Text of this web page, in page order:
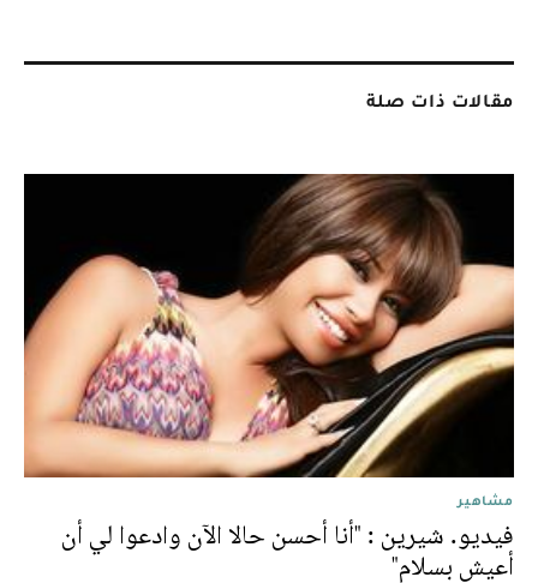
مقالات ذات صلة
مشاهير
فيديو. شيرين : "أنا أحسن حالا الآن وادعوا لي أن
أعيش بسلام"